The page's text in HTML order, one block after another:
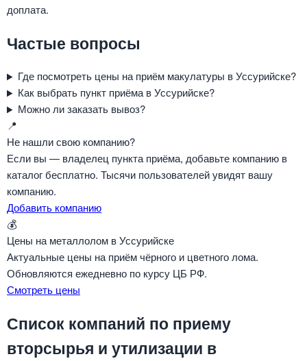
доплата.
Частые вопросы
Где посмотреть цены на приём макулатуры в Уссурийске?
Как выбрать пункт приёма в Уссурийске?
Можно ли заказать вывоз?
📍
Не нашли свою компанию?
Если вы — владелец пункта приёма, добавьте компанию в
каталог бесплатно. Тысячи пользователей увидят вашу
компанию.
Добавить компанию
💰
Цены на металлолом в Уссурийске
Актуальные цены на приём чёрного и цветного лома.
Обновляются ежедневно по курсу ЦБ РФ.
Смотреть цены
Список компаний по приему
вторсырья и утилизации в